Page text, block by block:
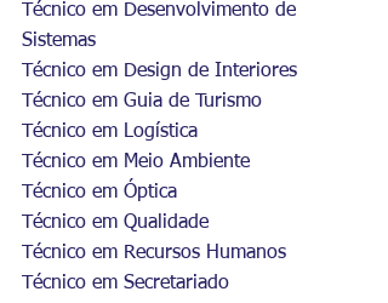
Técnico em Desenvolvimento de
Sistemas
Técnico em Design de Interiores
Técnico em Guia de Turismo
Técnico em Logística
Técnico em Meio Ambiente
Técnico em Óptica
Técnico em Qualidade
Técnico em Recursos Humanos
Técnico em Secretariado